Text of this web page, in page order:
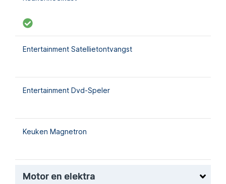
Entertainment Satellietontvangst
Entertainment Dvd-Speler
Keuken Magnetron
Motor en elektra